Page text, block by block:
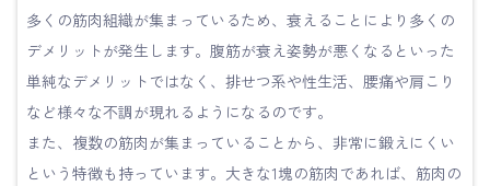
多くの筋肉組織が集まっているため、衰えることにより多くの
デメリットが発生します。腹筋が衰え姿勢が悪くなるといった
単純なデメリットではなく、排せつ系や性生活、腰痛や肩こり
など様々な不調が現れるようになるのです。
また、複数の筋肉が集まっていることから、非常に鍛えにくい
という特徴も持っています。大きな1塊の筋肉であれば、筋肉の